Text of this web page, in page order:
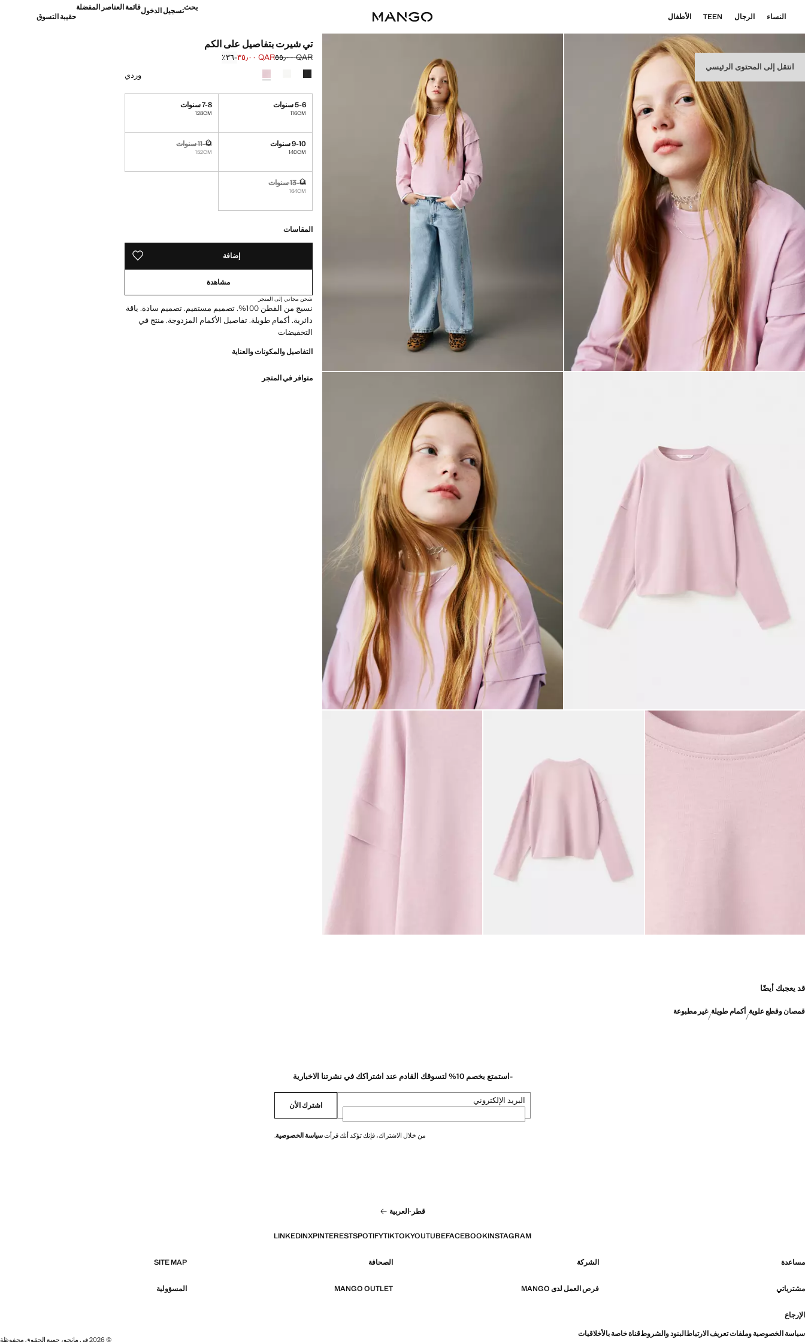
انتقل إلى المحتوى الرئيسي
النساء الرجال TEEN الأطفال
بحثتسجيل الدخولقائمة العناصر المفضلة
حقيبة التسوق
تي شيرت بتفاصيل على الكم
السعر الأول محذوف [QAR ٥٥٫٠٠ ]
QAR ٥٥٫٠٠
السعر الحالي [QAR ٣٥٫٠٠ ]QAR ٣٥٫٠٠
؜-٣٦٪؜
حدد اللون
وردي
5-6 سنوات
116CM
7-8 سنوات
128CM
9-10 سنوات
140CM
11-12 سنوات
152CM
غير متوفر. أنا أريده!
13-14 سنوات
164CM
غير متوفر. أنا أريده!
المقاسات
إضافة حفظه في قائمة منتجاتك المفضلة
مشاهدة
شحن مجاني إلى المتجر
نسيج من القطن 100%. تصميم مستقيم. تصميم سادة. ياقة
دائرية. أكمام طويلة. تفاصيل الأكمام المزدوجة. منتج في
التخفيضات
التفاصيل والمكونات والعناية
متوافر في المتجر
قد يعجبك أيضًا
قمصان وقطع علوية أكمام طويلة غير مطبوعة
-استمتع بخصم 10% لتسوقك القادم عند اشتراكك في نشرتنا الاخبارية
البريد الإلكتروني اشترك الأن
من خلال الاشتراك، فإنك تؤكد أنك قرأتسياسة الخصوصية.
قطر·العربية
INSTAGRAM
FACEBOOK
YOUTUBE
TIKTOK
SPOTIFY
PINTEREST
X
LINKEDIN
مساعدة الشركة الصحافة SITE MAP
مشترياتي فرص العمل لدى MANGO MANGO OUTLET المسؤولية
الإرجاع
سياسة الخصوصية وملفات تعريف الارتباطالبنود والشروطقناة خاصة بالأخلاقيات
© 2026 في مانجو، جميع الحقوق محفوظة